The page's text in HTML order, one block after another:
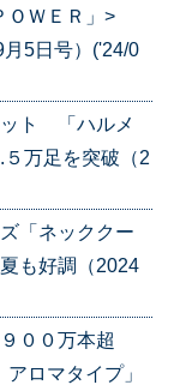
ＯＷＥＲ」>
5日号）('24/0
ット 「ハルメ
万足を突破（2
「ネッククー
も好調（2024
００万本超
ロマタイプ」